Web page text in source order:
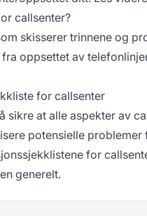
callsenter?
skisserer trinnene og
fra oppsettet av
for callsenter
sikre at alle aspekter av
potensielle problemer
for
generelt.